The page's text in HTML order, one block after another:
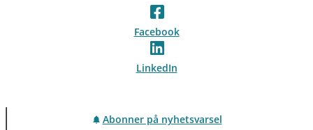
Facebook
LinkedIn
Abonner på nyhetsvarsel